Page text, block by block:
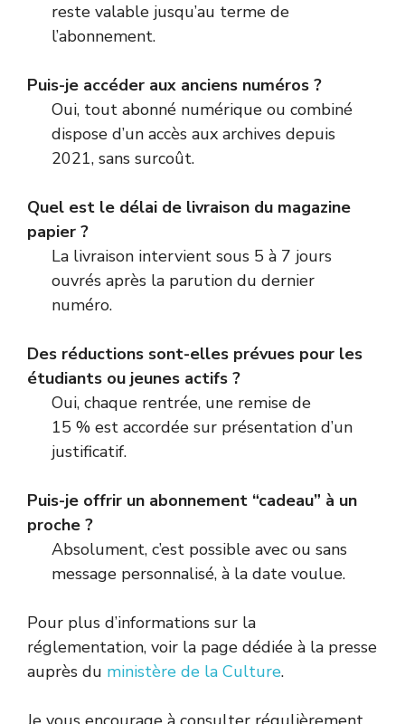
reste valable jusqu’au terme de
l’abonnement.
Puis-je accéder aux anciens numéros ?
Oui, tout abonné numérique ou combiné
dispose d’un accès aux archives depuis
2021, sans surcoût.
Quel est le délai de livraison du magazine
papier ?
La livraison intervient sous 5 à 7 jours
ouvrés après la parution du dernier
numéro.
Des réductions sont-elles prévues pour les
étudiants ou jeunes actifs ?
Oui, chaque rentrée, une remise de
15 % est accordée sur présentation d’un
justificatif.
Puis-je offrir un abonnement “cadeau” à un
proche ?
Absolument, c’est possible avec ou sans
message personnalisé, à la date voulue.
Pour plus d’informations sur la
réglementation, voir la page dédiée à la presse
auprès du ministère de la Culture.